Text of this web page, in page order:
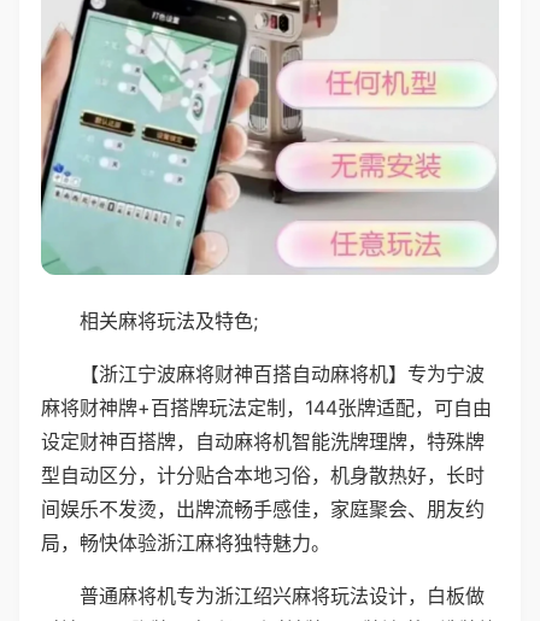
相关麻将玩法及特色;
【浙江宁波麻将财神百搭自动麻将机】专为宁波
麻将财神牌+百搭牌玩法定制，144张牌适配，可自由
设定财神百搭牌，自动麻将机智能洗牌理牌，特殊牌
型自动区分，计分贴合本地习俗，机身散热好，长时
间娱乐不发烫，出牌流畅手感佳，家庭聚会、朋友约
局，畅快体验浙江麻将独特魅力。
普通麻将机专为浙江绍兴麻将玩法设计，白板做